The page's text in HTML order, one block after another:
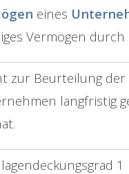
eines
Vermögen
zur Beurteilung
langfristig
1